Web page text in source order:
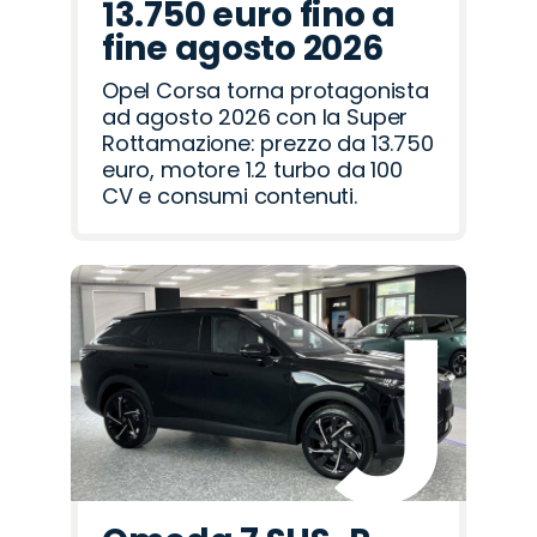
13.750 euro fino a
fine agosto 2026
Opel Corsa torna protagonista
ad agosto 2026 con la Super
Rottamazione: prezzo da 13.750
euro, motore 1.2 turbo da 100
CV e consumi contenuti.